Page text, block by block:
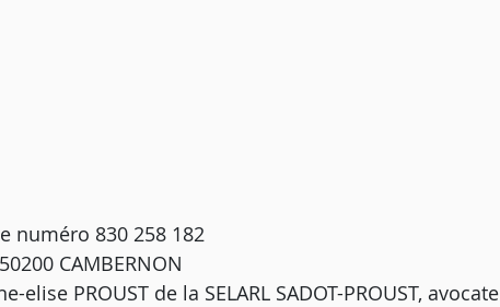
numéro 830 258 182
CAMBERNON
PROUST de la SELARL SADOT-PROUST, avocate